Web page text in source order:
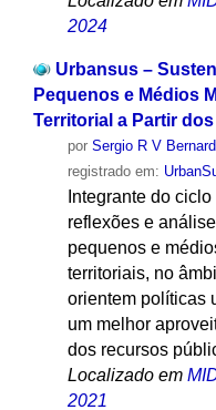
2024
Urbansus –
Pequenos e Médios
Territorial a Partir dos
por Sergio R V
registrado em:
Integrante do
reflexões e
pequenos e
territoriais, no
orientem políticas
um melhor
dos recursos
Localizado em
2021